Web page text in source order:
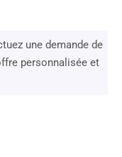
une demande de
personnalisée et